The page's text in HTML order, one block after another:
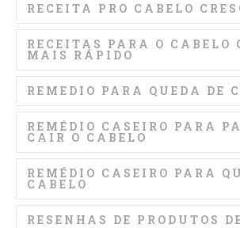
RECEITA PRO CABELO
RECEITAS PARA O CABELO
MAIS RÁPIDO
REMEDIO PARA QUEDA DE
REMÉDIO CASEIRO PARA
CAIR O CABELO
REMÉDIO CASEIRO PARA
CABELO
RESENHAS DE PRODUTOS